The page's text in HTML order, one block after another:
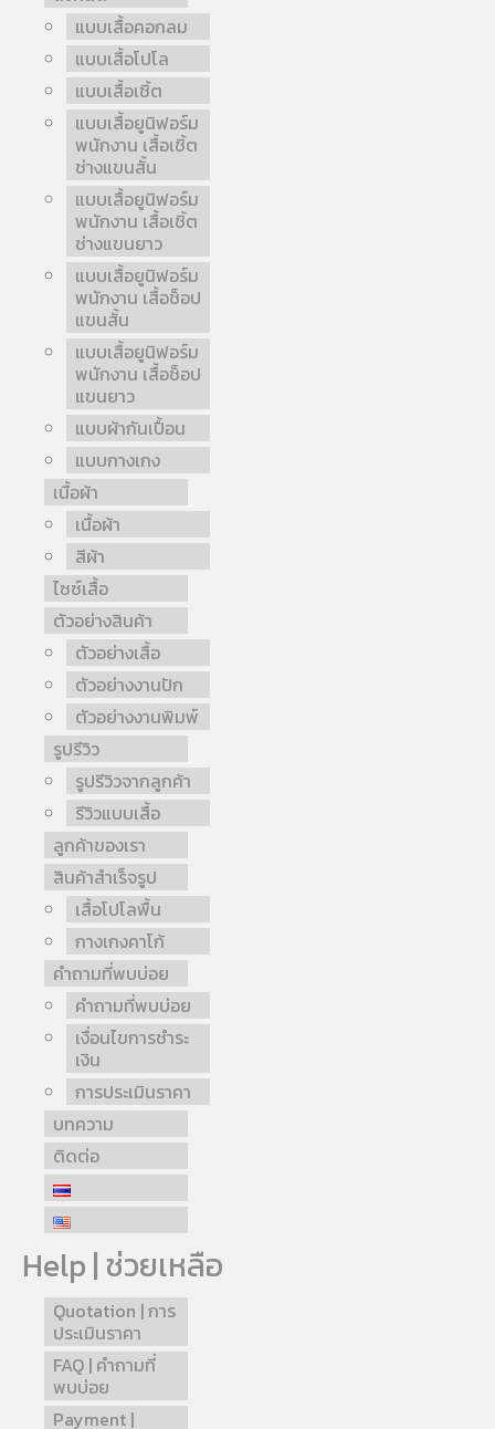
แบบเสื้อคอกลม
แบบเสื้อโปโล
แบบเสื้อเชิ้ต
แบบเสื้อยูนิฟอร์ม
พนักงาน เสื้อเชิ้ต
ช่างแขนสั้น
แบบเสื้อยูนิฟอร์ม
พนักงาน เสื้อเชิ้ต
ช่างแขนยาว
แบบเสื้อยูนิฟอร์ม
พนักงาน เสื้อช็อป
แขนสั้น
แบบเสื้อยูนิฟอร์ม
พนักงาน เสื้อช็อป
แขนยาว
แบบผ้ากันเปื้อน
แบบกางเกง
เนื้อผ้า
เนื้อผ้า
สีผ้า
ไซซ์เสื้อ
ตัวอย่างสินค้า
ตัวอย่างเสื้อ
ตัวอย่างงานปัก
ตัวอย่างงานพิมพ์
รูปรีวิว
รูปรีวิวจากลูกค้า
รีวิวแบบเสื้อ
ลูกค้าของเรา
สินค้าสำเร็จรูป
เสื้อโปโลพื้น
กางเกงคาโก้
คำถามที่พบบ่อย
คำถามที่พบบ่อย
เงื่อนไขการชำระ
เงิน
การประเมินราคา
บทความ
ติดต่อ
Help | ช่วยเหลือ
Quotation | การ
ประเมินราคา
FAQ | คำถามที่
พบบ่อย
Payment |